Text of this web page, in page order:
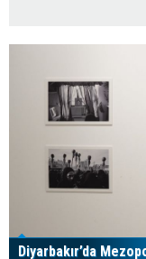
Diyarbakır’da